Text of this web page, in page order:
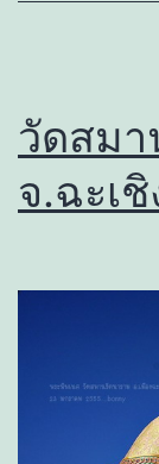
วัดสม
จ.ฉะเชิ